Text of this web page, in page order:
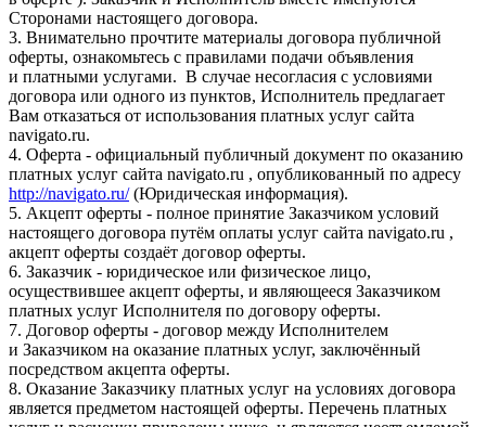
Сторонами настоящего договора.
3. Внимательно прочтите материалы договора публичной
оферты, ознакомьтесь с правилами подачи объявления
и платными услугами. В случае несогласия с условиями
договора или одного из пунктов, Исполнитель предлагает
Вам отказаться от использования платных услуг сайта
navigato.ru.
4. Оферта - официальный публичный документ по оказанию
платных услуг сайта navigato.ru , опубликованный по адресу
http://navigato.ru/(Юридическая информация).
5. Акцепт оферты - полное принятие Заказчиком условий
настоящего договора путём оплаты услуг сайта navigato.ru ,
акцепт оферты создаёт договор оферты.
6. Заказчик - юридическое или физическое лицо,
осуществившее акцепт оферты, и являющееся Заказчиком
платных услуг Исполнителя по договору оферты.
7. Договор оферты - договор между Исполнителем
и Заказчиком на оказание платных услуг, заключённый
посредством акцепта оферты.
8. Оказание Заказчику платных услуг на условиях договора
является предметом настоящей оферты. Перечень платных